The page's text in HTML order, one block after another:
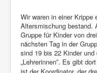
Wir waren in einer Krippe
Altersmischung bestand.
Gruppe für Kinder von
nächsten Tag in der
sind 19 bis 22 Kinder
„Lehrerinnen“. Es gibt